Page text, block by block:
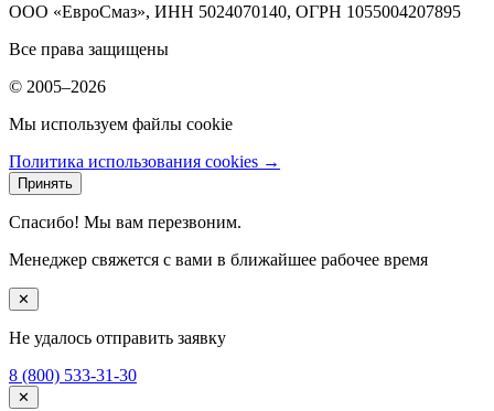
ООО «ЕвроСмаз», ИНН 5024070140, ОГРН 1055004207895
Все права защищены
© 2005–2026
Мы используем файлы cookie
Политика использования cookies →
Принять
Спасибо! Мы вам перезвоним.
Менеджер свяжется с вами в ближайшее рабочее время
✕
Не удалось отправить заявку
8 (800) 533-31-30
✕